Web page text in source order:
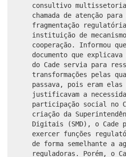
consultivo
chamada de atenção
fragmentação
instituição de
cooperação. Informou
documento que
do Cade servia para
transformações pelas
passava, pois eram elas
justificavam a
participação social no
criação da
Digitais (SMD), o Cade
exercer funções
de forma semelhante a
reguladoras. Porém, o